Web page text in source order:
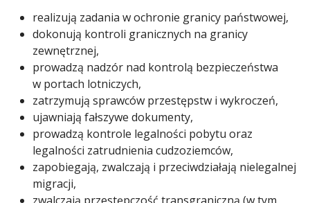
realizują zadania w ochronie granicy państwowej,
dokonują kontroli granicznych na granicy
zewnętrznej,
prowadzą nadzór nad kontrolą bezpieczeństwa
w portach lotniczych,
zatrzymują sprawców przestępstw i wykroczeń,
ujawniają fałszywe dokumenty,
prowadzą kontrole legalności pobytu oraz
legalności zatrudnienia cudzoziemców,
zapobiegają, zwalczają i przeciwdziałają nielegalnej
migracji,